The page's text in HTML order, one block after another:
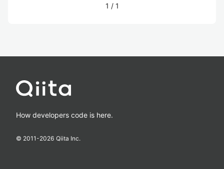
1 / 1
How developers code is here.
© 2011-2026 Qiita Inc.